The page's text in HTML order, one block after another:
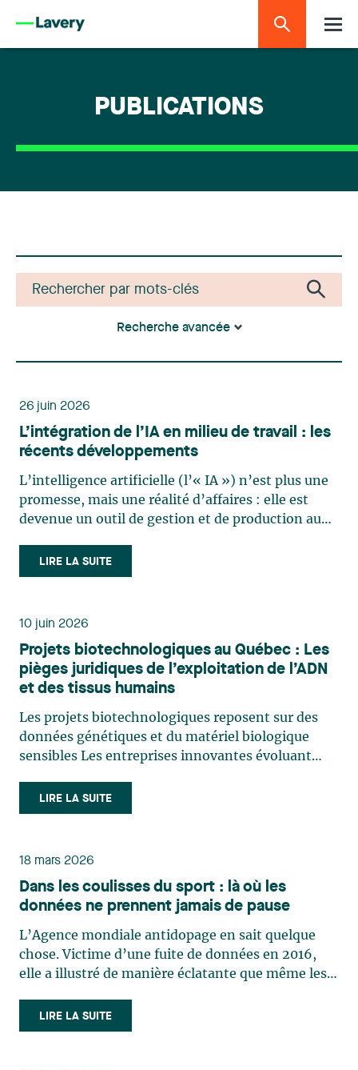
PUBLICATIONS
Recherche avancée
26 juin 2026
L’intégration de l’IA en milieu de travail : les
récents développements
L’intelligence artificielle (l’« IA ») n’est plus une
promesse, mais une réalité d’affaires : elle est
devenue un outil de gestion et de production au
d’analytique se sont imposées dans les
entreprises pour rédiger, trier, décider, surveiller,
LIRE LA SUITE
10 juin 2026
Projets biotechnologiques au Québec : Les
pièges juridiques de l’exploitation de l’ADN
et des tissus humains
Les projets biotechnologiques reposent sur des
données génétiques et du matériel biologique
sensibles Les entreprises innovantes évoluant
recherche et des biotechnologies manipulent
aujourd’hui des actifs parmi les plus sensibles sur
LIRE LA SUITE
18 mars 2026
Dans les coulisses du sport : là où les
données ne prennent jamais de pause
L’Agence mondiale antidopage en sait quelque
chose. Victime d’une fuite de données en 2016,
elle a illustré de manière éclatante que même les
l’abri des cyber incidents. Ce constat est
désormais repris noir sur blanc par les autorités :
LIRE LA SUITE